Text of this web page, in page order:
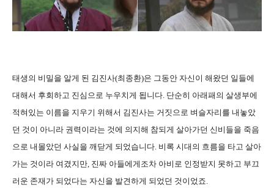
태생의 비밀을 알게 된 김진사(최종환)은 그동안 자신이 해왔던 일들에
대해서 후회하고 진심으로 누우치게 됩니다. 단순히 아래패의 살생부에
적혀있는 이름을 지우기 위해서 김진사는 거짓으로 벼슬자리를 내놓았
던 것이 아니라 권력이라는 것에 의지해 참되게 살아가던 신비들을 죽음
으로 내몰았던 사실을 깨닫게 되었습니다. 비록 시대의 흐름을 타고 살아
가는 것이라 여겼지만, 진짜 아들에게조차 아비로 인정받지 못하고 부끄
러운 존재가 되었다는 자신을 발견하게 되었던 것이었죠.